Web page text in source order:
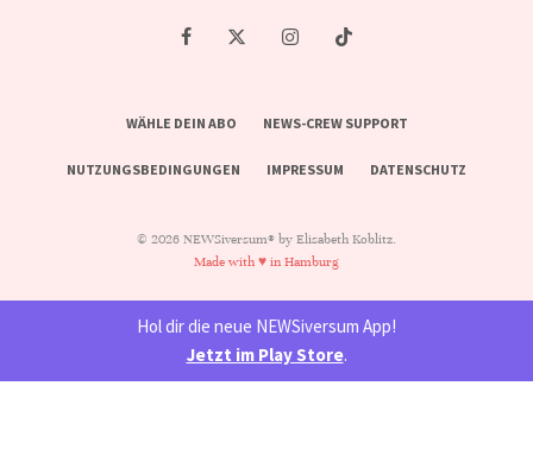
WÄHLE DEIN ABO NEWS-CREW SUPPORT
NUTZUNGSBEDINGUNGEN IMPRESSUM DATENSCHUTZ
© 2026 NEWSiversum® by Elisabeth Koblitz.
Made with ♥ in Hamburg
Hol dir die neue NEWSiversum App!
Jetzt im Play Store.